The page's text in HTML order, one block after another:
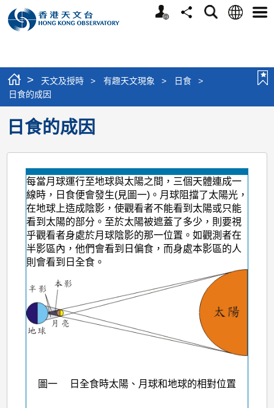
個
分
搜
語
選
> 天文及授時 > 有趣天文現象 > 日食
>
日食的成因
日食的成因
每當月球運行至地球與太陽之間，三個天體連成一
線時，日食便會發生(見圖一)。月球阻擋了太陽光，
在地球上造成陰影，使觀看者不能看到太陽或只能
看到太陽的部分。至於太陽被遮蓋了多少，則要視
乎觀看者身處於月球陰影的那一位置。如觀測者在
半影區內，他們會看到日偏食，而身處本影區的人
則會看到日全食。
圖一 日全食時太陽、月球和地球的相對位置